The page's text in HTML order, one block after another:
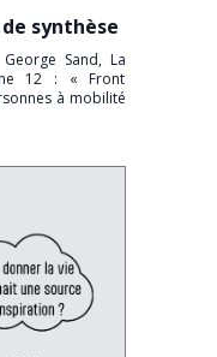
synthèse
Sand, La
12 : « Front
à mobilité